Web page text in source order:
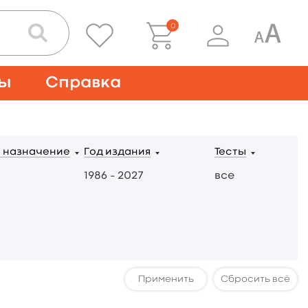
0
Справка
назначение Год издания
1986 – 2027
Тесты
все
Сбросить всё